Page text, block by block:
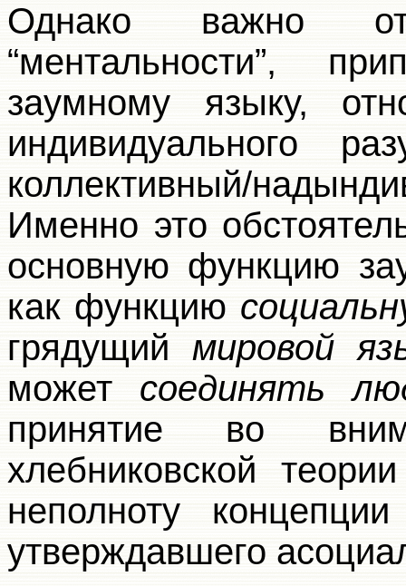
Однако важно
“ментальности”,
заумному языку,
индивидуального
коллективный/
Именно это
основную функцию
как функцию
грядущий мировой
может соединять
принятие во
хлебниковской
неполноту
утверждавшего